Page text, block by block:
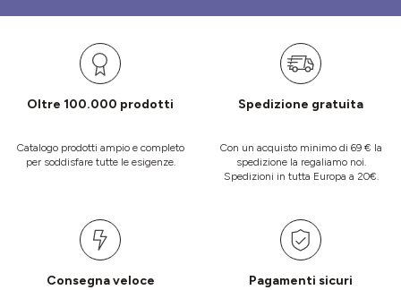
Oltre 100.000 prodotti
Catalogo prodotti ampio e completo
per soddisfare tutte le esigenze.
Spedizione gratuita
Con un acquisto minimo di 69 € la
spedizione la regaliamo noi.
Spedizioni in tutta Europa a 20€.
Consegna veloce Pagamenti sicuri